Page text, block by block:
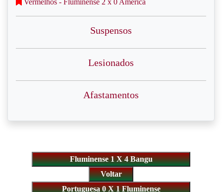
Vermelhos - Fluminense 2 x 0 América
Suspensos
Lesionados
Afastamentos